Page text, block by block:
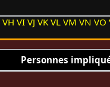
VH VI VJ VK VL VM VN VO
Personnes